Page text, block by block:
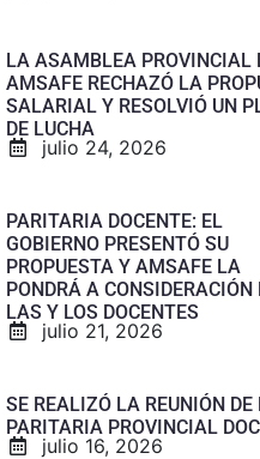
LA ASAMBLEA PROVINCIAL
AMSAFE RECHAZÓ LA
SALARIAL Y RESOLVIÓ UN
DE LUCHA
julio 24, 2026
PARITARIA DOCENTE: EL
GOBIERNO PRESENTÓ SU
PROPUESTA Y AMSAFE LA
PONDRÁ A CONSIDERACIÓN
LAS Y LOS DOCENTES
julio 21, 2026
SE REALIZÓ LA REUNIÓN DE
PARITARIA PROVINCIAL
julio 16, 2026